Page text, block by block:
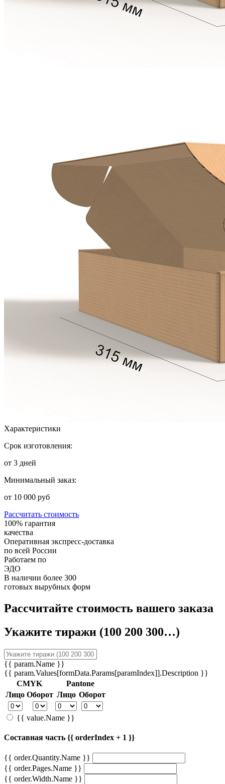
Характеристики
Срок изготовления:
от 3 дней
Минимальный заказ:
от 10 000 руб
Рассчитать стоимость
⁠100% гарантия
качества
Оперативная экспресс-доставка
по всей России
Работаем по
ЭДО
В наличии более 300
готовых вырубных форм
Рассчитайте стоимость вашего заказа
Укажите тиражи (100 200 300…)
{{ param.Name }}
{{ param.Values[formData.Params[paramIndex]].Description }}
CMYK
Pantone
Лицо Оборот Лицо Оборот
{{ value.Name }}
Составная часть {{ orderIndex + 1 }}
{{ order.Quantity.Name }}
{{ order.Pages.Name }}
{{ order.Width.Name }}